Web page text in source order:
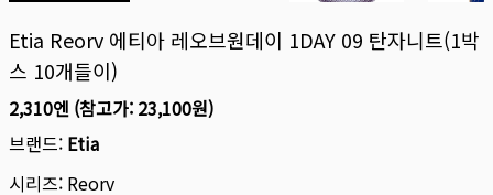
Etia Reorv 에티아 레오브원데이 1DAY 09 탄자니트(1박
스 10개들이)
2,310엔 (참고가: 23,100원)
브랜드: Etia
시리즈: Reorv